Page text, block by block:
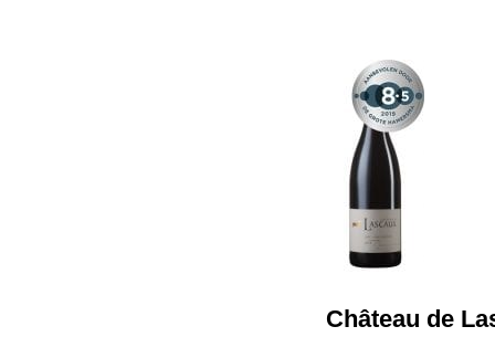
Château de